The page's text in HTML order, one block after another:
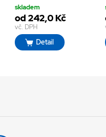
skladem
od 242,0 Kč
vč. DPH
Detail